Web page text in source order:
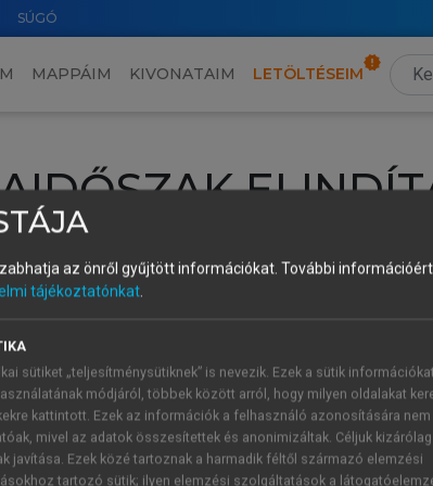
SÚGÓ
MAPPÁIM KIVONATAIM LETÖLTÉSEIM
lépj be a saját fiókoddal, iskolai azonosítóddal vagy
1 óra díjmentes hozzáférésrevagy
vagy hozz
után a
ÚJ FIÓK
1 óra
az önről gyűjtött információkat. További
tájékoztatónkat.
sütiket „teljesítménysütiknek” is nevezik. Ezek a sütik
módjáról, többek között arról, hogy milyen oldalakat
kattintott. Ezek az információk a felhasználó azonosítására nem
mivel az adatok összesítettek és anonimizáltak. Céljuk
javítása. Ezek közé tartoznak a harmadik féltől származó elemzési
tartozó sütik; ilyen elemzési szolgáltatások a